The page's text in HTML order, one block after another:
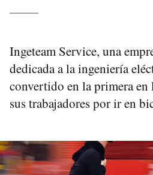
Ingeteam Service, una
dedicada a la ingeniería
convertido en la primera en
sus trabajadores por ir en